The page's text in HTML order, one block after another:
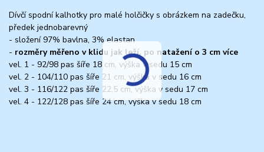
Dívčí spodní kalhotky pro malé holčičky s obrázkem na zadečku,
předek jednobarevný
- složení 97% bavlna, 3% elastan
- rozměry měřeno v klidu jak leží, po natažení o 3 cm více
vel. 1 - 92/98 pas šíře 18 cm, výška v sedu 15 cm
vel. 2 - 104/110 pas šíře 21 cm, výška v sedu 16 cm
vel. 3 - 116/122 pas šíře 22,5 cm, výška v sedu 17 cm
vel. 4 - 122/128 pas šíře 24 cm, výška v sedu 18 cm